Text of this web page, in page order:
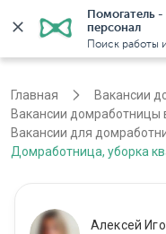
Помогатель
персонал
Поиск работы
Главная
Вакансии
Вакансии домработницы
Вакансии для
Домработница, уборка
Алексей